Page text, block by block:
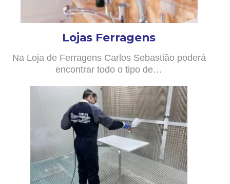
Lojas Ferragens
Na Loja de Ferragens Carlos Sebastião poderá
encontrar todo o tipo de…